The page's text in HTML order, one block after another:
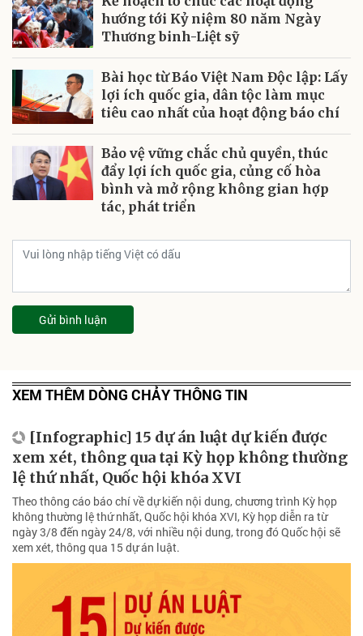
hướng tới Kỷ niệm 80 năm Ngày
Thương binh-Liệt sỹ
Bài học từ Báo Việt Nam Độc lập: Lấy
lợi ích quốc gia, dân tộc làm mục
tiêu cao nhất của hoạt động báo chí
Bảo vệ vững chắc chủ quyền, thúc
đẩy lợi ích quốc gia, củng cố hòa
bình và mở rộng không gian hợp
tác, phát triển
Gửi bình luận
XEM THÊM DÒNG CHẢY THÔNG TIN
[Infographic] 15 dự án luật dự kiến được
xem xét, thông qua tại Kỳ họp không thường
lệ thứ nhất, Quốc hội khóa XVI
Theo thông cáo báo chí về dự kiến nội dung, chương trình Kỳ họp
không thường lệ thứ nhất, Quốc hội khóa XVI, Kỳ họp diễn ra từ
ngày 3/8 đến ngày 24/8, với nhiều nội dung, trong đó Quốc hội sẽ
xem xét, thông qua 15 dự án luật.